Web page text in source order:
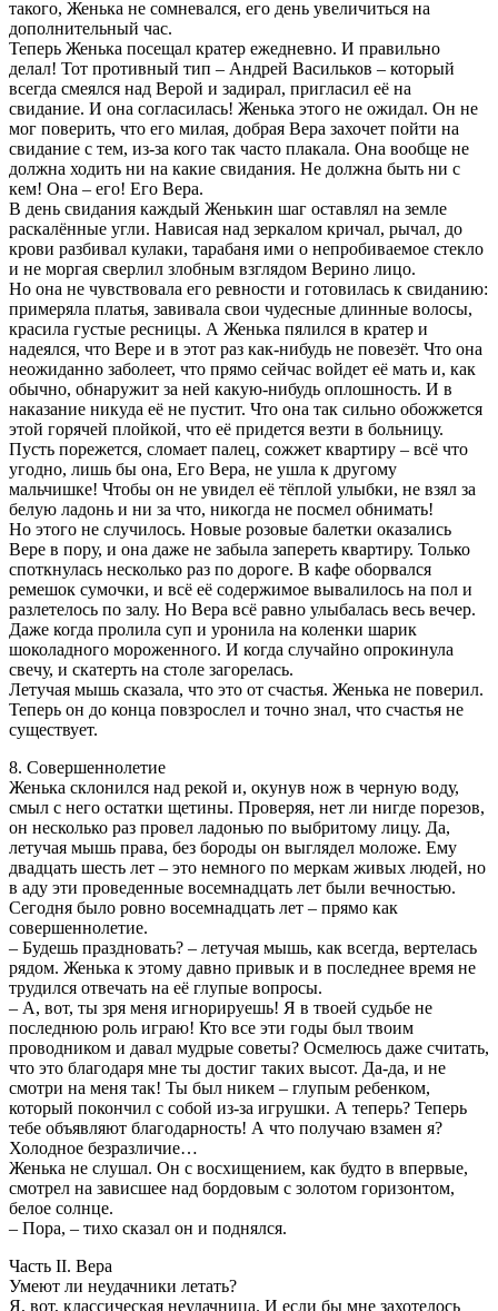
такого, Женька не сомневался, его день увеличиться на
дополнительный час.
Теперь Женька посещал кратер ежедневно. И правильно
делал! Тот противный тип – Андрей Васильков – который
всегда смеялся над Верой и задирал, пригласил её на
свидание. И она согласилась! Женька этого не ожидал. Он не
мог поверить, что его милая, добрая Вера захочет пойти на
свидание с тем, из-за кого так часто плакала. Она вообще не
должна ходить ни на какие свидания. Не должна быть ни с
кем! Она – его! Его Вера.
В день свидания каждый Женькин шаг оставлял на земле
раскалённые угли. Нависая над зеркалом кричал, рычал, до
крови разбивал кулаки, тарабаня ими о непробиваемое стекло
и не моргая сверлил злобным взглядом Верино лицо.
Но она не чувствовала его ревности и готовилась к свиданию:
примеряла платья, завивала свои чудесные длинные волосы,
красила густые ресницы. А Женька пялился в кратер и
надеялся, что Вере и в этот раз как-нибудь не повезёт. Что она
неожиданно заболеет, что прямо сейчас войдет её мать и, как
обычно, обнаружит за ней какую-нибудь оплошность. И в
наказание никуда её не пустит. Что она так сильно обожжется
этой горячей плойкой, что её придется везти в больницу.
Пусть порежется, сломает палец, сожжет квартиру – всё что
угодно, лишь бы она, Его Вера, не ушла к другому
мальчишке! Чтобы он не увидел её тёплой улыбки, не взял за
белую ладонь и ни за что, никогда не посмел обнимать!
Но этого не случилось. Новые розовые балетки оказались
Вере в пору, и она даже не забыла запереть квартиру. Только
споткнулась несколько раз по дороге. В кафе оборвался
ремешок сумочки, и всё её содержимое вывалилось на пол и
разлетелось по залу. Но Вера всё равно улыбалась весь вечер.
Даже когда пролила суп и уронила на коленки шарик
шоколадного мороженного. И когда случайно опрокинула
свечу, и скатерть на столе загорелась.
Летучая мышь сказала, что это от счастья. Женька не поверил.
Теперь он до конца повзрослел и точно знал, что счастья не
существует.
8. Совершеннолетие
Женька склонился над рекой и, окунув нож в черную воду,
смыл с него остатки щетины. Проверяя, нет ли нигде порезов,
он несколько раз провел ладонью по выбритому лицу. Да,
летучая мышь права, без бороды он выглядел моложе. Ему
двадцать шесть лет – это немного по меркам живых людей, но
в аду эти проведенные восемнадцать лет были вечностью.
Сегодня было ровно восемнадцать лет – прямо как
совершеннолетие.
– Будешь праздновать? – летучая мышь, как всегда, вертелась
рядом. Женька к этому давно привык и в последнее время не
трудился отвечать на её глупые вопросы.
– А, вот, ты зря меня игнорируешь! Я в твоей судьбе не
последнюю роль играю! Кто все эти годы был твоим
проводником и давал мудрые советы? Осмелюсь даже считать,
что это благодаря мне ты достиг таких высот. Да-да, и не
смотри на меня так! Ты был никем – глупым ребенком,
который покончил с собой из-за игрушки. А теперь? Теперь
тебе объявляют благодарность! А что получаю взамен я?
Холодное безразличие…
Женька не слушал. Он с восхищением, как будто в впервые,
смотрел на зависшее над бордовым с золотом горизонтом,
белое солнце.
– Пора, – тихо сказал он и поднялся.
Часть II. Вера
Умеют ли неудачники летать?
Я, вот, классическая неудачница. И если бы мне захотелось